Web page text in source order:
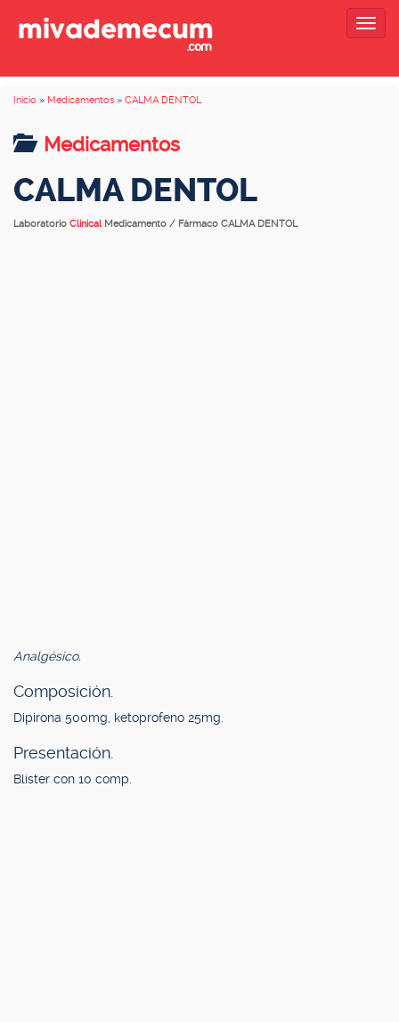
Inicio » Medicamentos » CALMA DENTOL
Medicamentos
CALMA DENTOL
Laboratorio Clinical Medicamento / Fármaco CALMA DENTOL
Analgésico.
Composición.
Dipirona 500mg, ketoprofeno 25mg.
Presentación.
Blíster con 10 comp.